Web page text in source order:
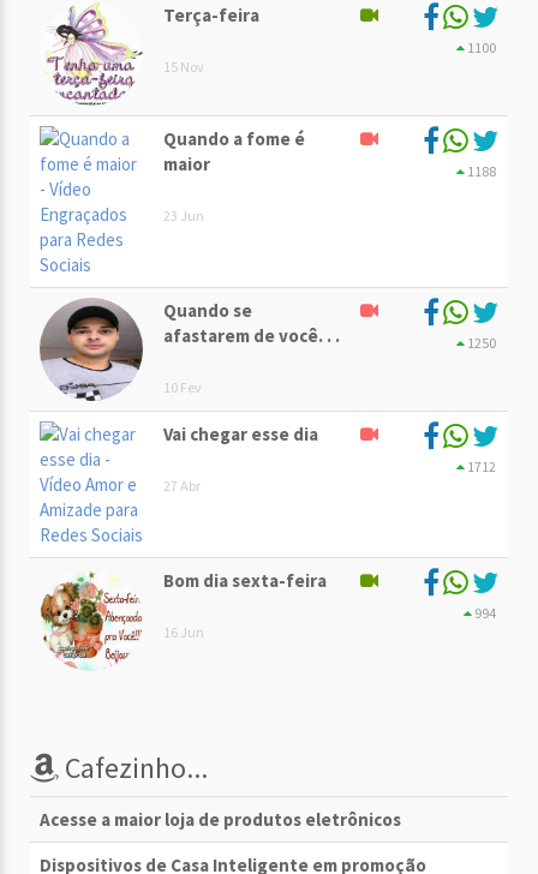
Terça-feira
15 Nov
1100
Quando a fome é
maior
23 Jun
1188
Quando se
afastarem de você. . .
10 Fev
1250
Vai chegar esse dia
27 Abr
1712
Bom dia sexta-feira
16 Jun
994
Cafezinho...
Acesse a maior loja de produtos eletrônicos
Dispositivos de Casa Inteligente em promoção